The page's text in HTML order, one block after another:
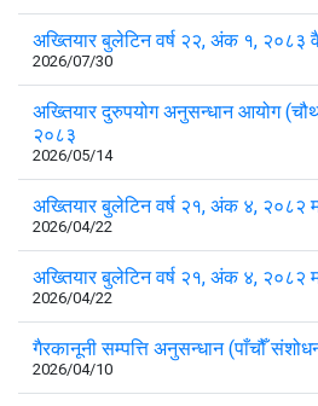
अख्तियार बुलेटिन वर्ष २२, अंक १, २०८३
2026/07/30
अख्तियार दुरुपयोग अनुसन्धान आयोग
२०८३
2026/05/14
अख्तियार बुलेटिन वर्ष २१, अंक ४, २०८२
2026/04/22
अख्तियार बुलेटिन वर्ष २१, अंक ४, २०८२
2026/04/22
गैरकानूनी सम्पत्ति अनुसन्धान (पाँचौँ
2026/04/10